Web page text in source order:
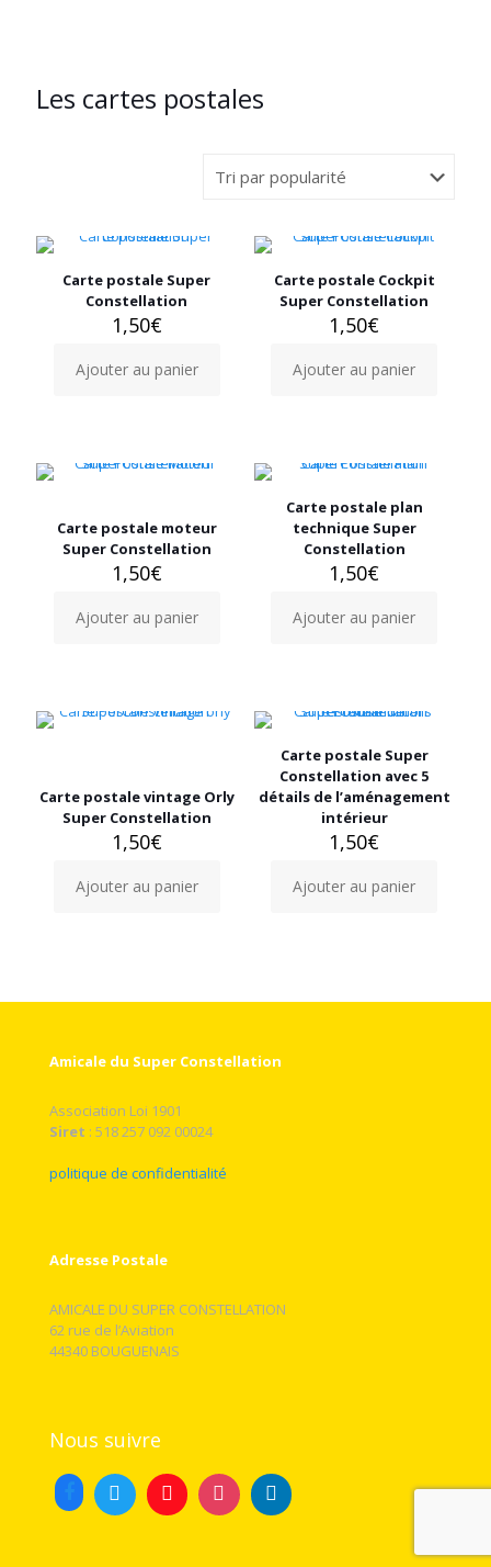
Les cartes postales
Carte postale Super
Constellation
1,50€
Ajouter au panier
Carte postale Cockpit
Super Constellation
1,50€
Ajouter au panier
Carte postale moteur
Super Constellation
1,50€
Ajouter au panier
Carte postale plan
technique Super
Constellation
1,50€
Ajouter au panier
Carte postale vintage Orly
Super Constellation
1,50€
Ajouter au panier
Carte postale Super
Constellation avec 5
détails de l’aménagement
intérieur
1,50€
Ajouter au panier
Amicale du Super Constellation
Association Loi 1901
Siret : 518 257 092 00024
politique de confidentialité
Adresse Postale
AMICALE DU SUPER CONSTELLATION
62 rue de l’Aviation
44340 BOUGUENAIS
Nous suivre